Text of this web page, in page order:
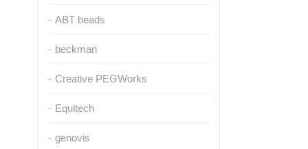
ABT beads
beckman
Creative PEGWorks
Equitech
genovis